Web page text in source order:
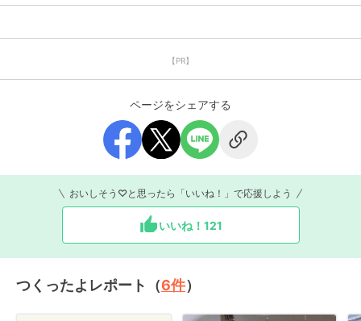
【PR】
ページをシェアする
おいしそう♡と思ったら「いいね！」で応援しよう
いいね！ 121
つくったよレポート（6件）